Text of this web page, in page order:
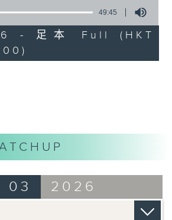
49:45
- 足本 Full (HKT
03 2026